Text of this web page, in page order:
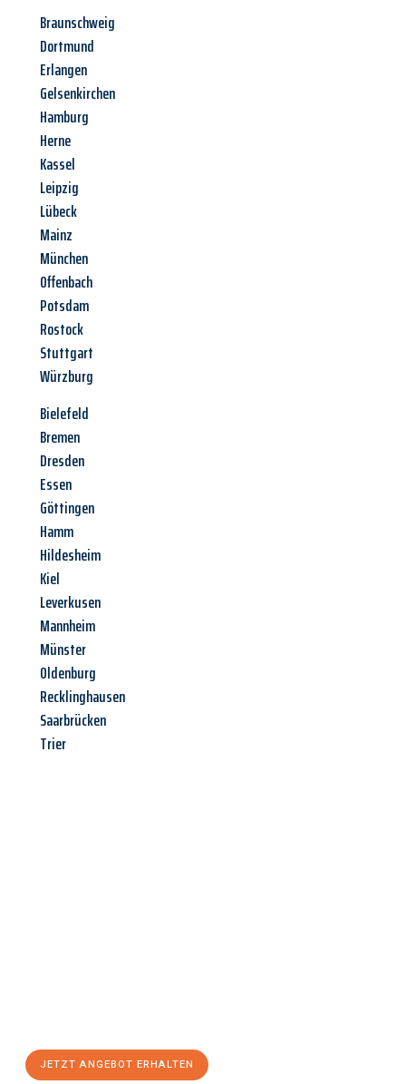
Braunschweig
Dortmund
Erlangen
Gelsenkirchen
Hamburg
Herne
Kassel
Leipzig
Lübeck
Mainz
München
Offenbach
Potsdam
Rostock
Stuttgart
Würzburg
Bielefeld
Bremen
Dresden
Essen
Göttingen
Hamm
Hildesheim
Kiel
Leverkusen
Mannheim
Münster
Oldenburg
Recklinghausen
Saarbrücken
Trier
JETZT ANGEBOT ERHALTEN